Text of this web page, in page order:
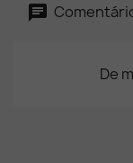
De